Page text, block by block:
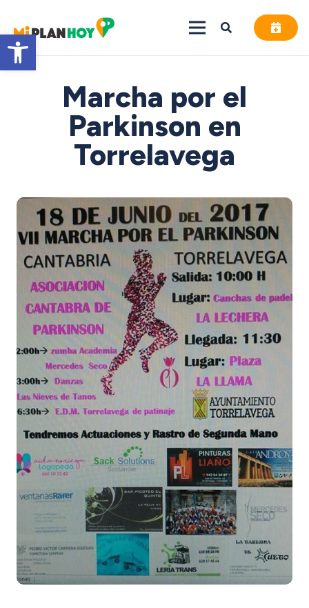
Abrir barra de herramientas
Marcha por el
Parkinson en
Torrelavega